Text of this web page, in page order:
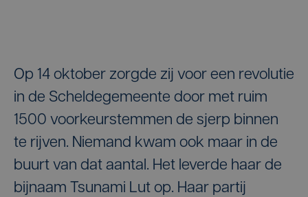
Op 14 oktober zorgde zij voor een revolutie
in de Scheldegemeente door met ruim
1500 voorkeurstemmen de sjerp binnen
te rijven. Niemand kwam ook maar in de
buurt van dat aantal. Het leverde haar de
bijnaam Tsunami Lut op. Haar partij